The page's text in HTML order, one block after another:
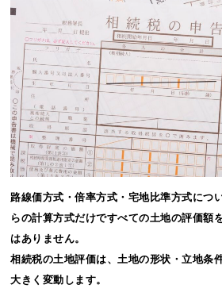
路線価方式・倍率方式・宅地比準方式につ
らの計算方式だけですべての土地の評価額
はありません。
相続税の土地評価は、土地の形状・立地条
大きく変動します。